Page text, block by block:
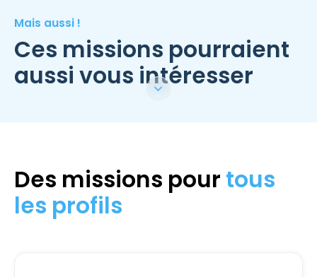
Mais aussi !
Ces missions pourraient
aussi vous intéresser
Des missions pour tous
les profils